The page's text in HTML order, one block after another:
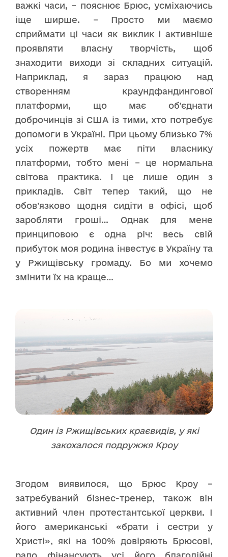
важкі часи, – пояснює Брюс, усміхаючись
іще ширше. – Просто ми маємо
сприймати ці часи як виклик і активніше
проявляти власну творчість, щоб
знаходити виходи зі складних ситуацій.
Наприклад, я зараз працюю над
створенням краундфандингової
платформи, що має об’єднати
доброчинців зі США із тими, хто потребує
допомоги в Україні. При цьому близько 7%
усіх пожертв має піти власнику
платформи, тобто мені – це нормальна
світова практика. І це лише один з
прикладів. Світ тепер такий, що не
обов’язково щодня сидіти в офісі, щоб
заробляти гроші… Однак для мене
принциповою є одна річ: весь свій
прибуток моя родина інвестує в Україну та
у Ржищівську громаду. Бо ми хочемо
змінити їх на краще…
Один із Ржищівських краєвидів, у які
закохалося подружжя Кроу
Згодом виявилося, що Брюс Кроу –
затребуваний бізнес-тренер, також він
активний член протестантської церкви. І
його американські «брати і сестри у
Христі», які на 100% довіряють Брюсові,